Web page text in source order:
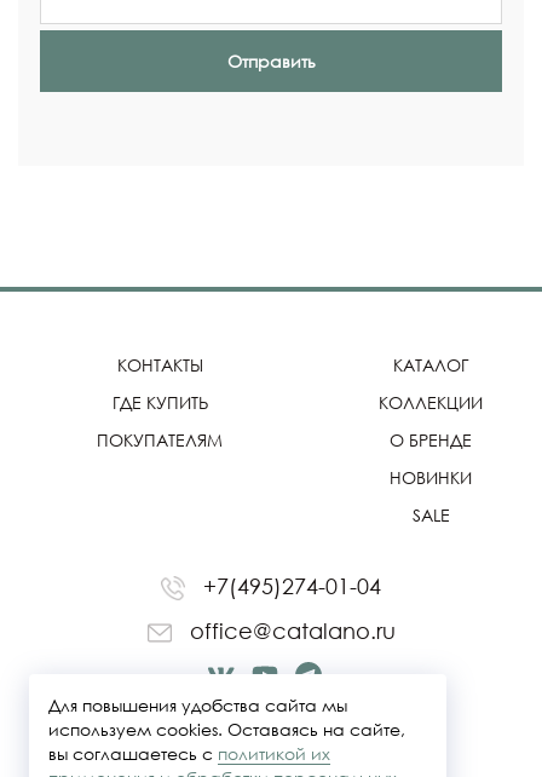
Отправить
КОНТАКТЫ
ГДЕ КУПИТЬ
ПОКУПАТЕЛЯМ
КАТАЛОГ
КОЛЛЕКЦИИ
О БРЕНДЕ
НОВИНКИ
SALE
+7(495)274-01-04
office@catalano.ru
Для повышения удобства сайта мы
используем cookies. Оставаясь на сайте,
вы соглашаетесь с политикой их